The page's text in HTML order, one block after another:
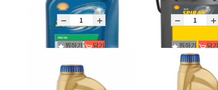
찜하기 담기 찜하기 담기